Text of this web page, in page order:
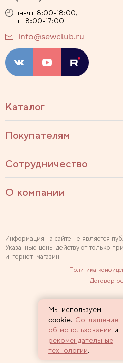
Каталог
Покупателям
Сотрудничество
О компании
пн-чт 8:00-18:00,
пт 8:00-17:00
info@sewclub.ru
2007 —
Информация на сайте не является
Указанные цены действуют только
интернет-магазин
Политика
Договор
Мы используем
cookie. Соглашение
об использовании и
рекомендательные
технологии.